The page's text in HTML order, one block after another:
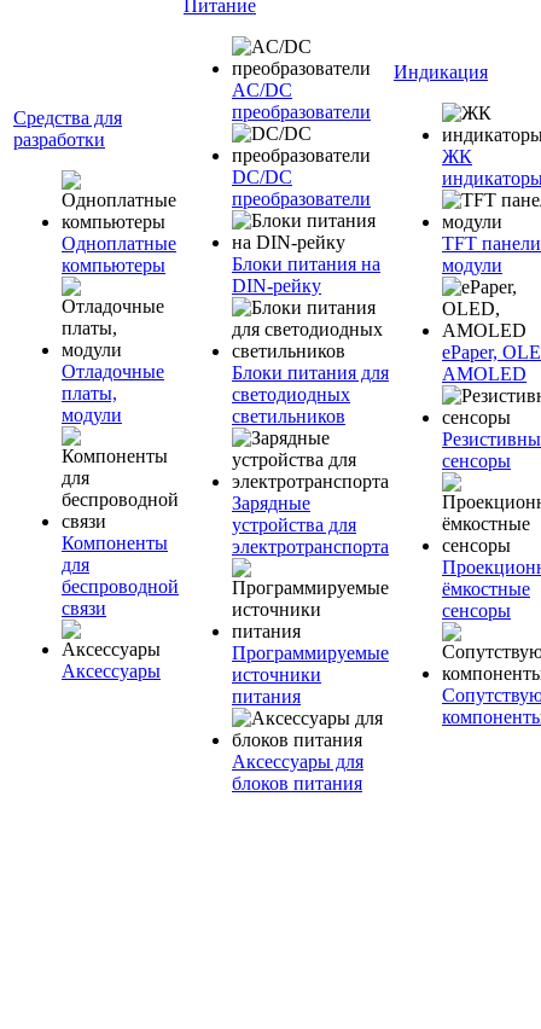
Средства для
разработки
Одноплатные
компьютеры
Отладочные
платы,
модули
Компоненты
для
беспроводной
связи
Аксессуары
Питание
AC/DC
преобразователи
DC/DC
преобразователи
Блоки питания на
DIN-рейку
Блоки питания для
светодиодных
светильников
Зарядные
устройства для
электротранспорта
Программируемые
источники
питания
Аксессуары для
блоков питания
Индикация
ЖК
TFT
модули
ePaper,
AMOLED
сенсоры
ёмкостные
сенсоры